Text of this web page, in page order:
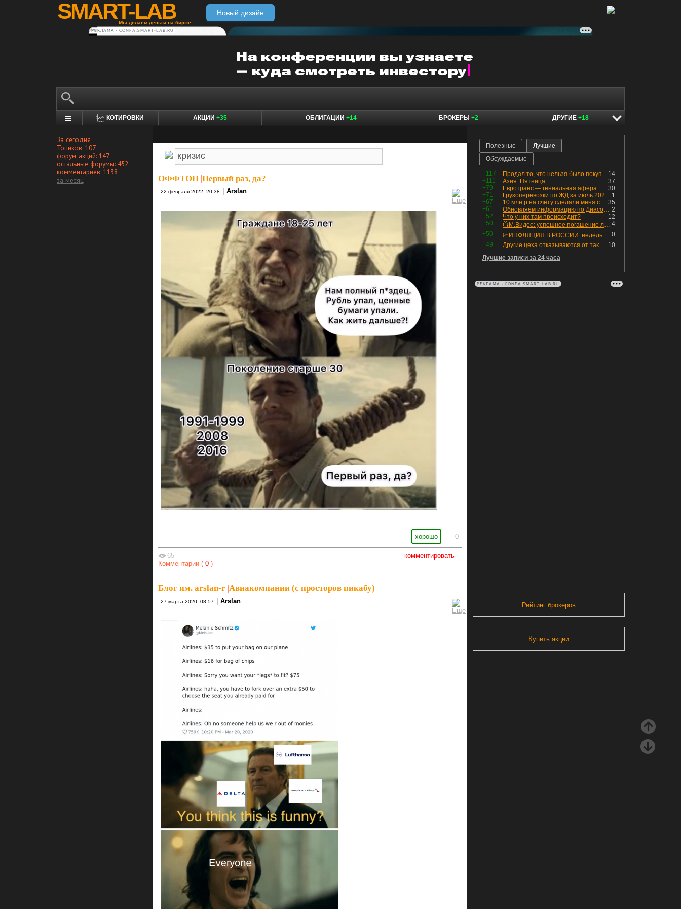
SMART-LAB
Мы делаем деньги на бирже
Новый дизайн
РЕКЛАМА • CONFA.SMART-LAB.RU
КОТИРОВКИ АКЦИИ +35 ОБЛИГАЦИИ +14 БРОКЕРЫ +2 ДРУГИЕ +18
За сегодня
Топиков: 107
форум акций: 147
остальные форумы: 452
комментариев: 1138
за месяц
ОФФТОП Первый раз, да?
22 февраля 2022, 20:38 Arslan
хорошо 0
комментировать
65
Комментарии ( 0 )
Блог им. arslan-r |Авиакомпании (с просторов пикабу)
27 марта 2020, 08:57 | Arslan
Полезные
Лучшие
Обсуждаемые
+117 14
Продал то, что нельзя было покупать. Изменения в портфеле
+111
37
Азия. Пятница.
+79
30
Евротранс — гениальная афера. Собрал с инвесторов денег, выплатил дивидендов больше текущей капитализации и ушёл в дефолт
+71
1
Грузоперевозки по ЖД за июль 2026 г. — четвёртый месяц подряд роста, чёрные металлы на уровне прошлого года, а каменный уголь в плюсе.
+67
35
10 млн р на счету сделали меня счастливым? Ожидание vs Реальность!
+61
2
Обновляем информацию по Диасофту: дивиденды и выкуп
+52
12
Что у них там происходит?
+50
4
📺М.Видео: успешное погашение любимого флоатера
+50
0
📈ИНФЛЯЦИЯ В РОССИИ: недельная дефляция, но в годовом выражении рост 😢
+49
10
Другие цеха отказываются от таких деталей — а мы построили на них производство с оборотом 70 млн
Лучшие записи за 24 часа
РЕКЛАМА • CONFA.SMART-LAB.RU
Рейтинг брокеров
Купить акции